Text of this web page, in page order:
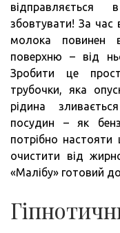
збовтувати! За час
молока повинен
поверхню – від
Зробити це
трубочки, яка
рідина
посудин – як
потрібно
очистити від
«Малібу» готовий